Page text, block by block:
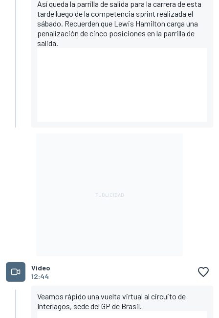
Así queda la parrilla de salida para la carrera de esta
tarde luego de la competencia sprint realizada el
sábado. Recuerden que Lewis Hamilton carga una
penalización de cinco posiciones en la parrilla de
salida.
Video
12:44
Veamos rápido una vuelta virtual al circuito de
Interlagos, sede del GP de Brasil.